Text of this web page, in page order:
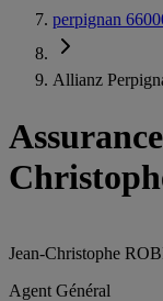
perpignan
Allianz
Jean-Christophe
Agent Général